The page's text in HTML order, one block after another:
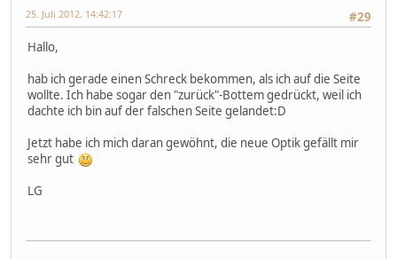
#29
25. Juli 2012, 14:42:17
Hallo,
hab ich gerade einen Schreck bekommen, als ich auf die Seite
wollte. Ich habe sogar den "zurück"-Bottem gedrückt, weil ich
dachte ich bin auf der falschen Seite gelandet:D
Jetzt habe ich mich daran gewöhnt, die neue Optik gefällt mir
sehr gut
LG